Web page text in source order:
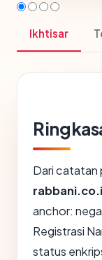
Ikhtisar
Dari catatan
anchor:
Registrasi
status